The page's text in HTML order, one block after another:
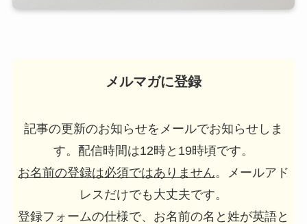
メルマガに登録
記事の更新のお知らせをメールでお知らせしま
す。配信時間は12時と19時頃です。
お名前の登録は必須ではありません。メールアド
レスだけでも大丈夫です。
登録フォームの仕様で、お名前の名と姓が英語と